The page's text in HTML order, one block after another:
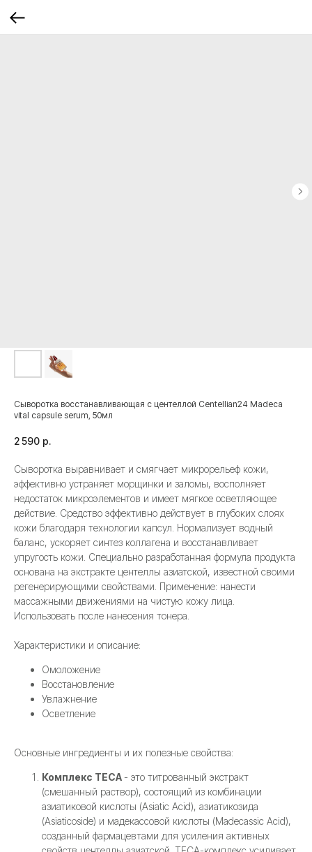
Сыворотка восстанавливающая с центеллой Centellian24 Madeca
vital capsule serum, 50мл
2 590 р.
Сыворотка выравнивает и смягчает микрорельеф кожи,
эффективно устраняет морщинки и заломы, восполняет
недостаток микроэлементов и имеет мягкое осветляющее
действие. Средство эффективно действует в глубоких слоях
кожи благодаря технологии капсул. Нормализует водный
баланс, ускоряет синтез коллагена и восстанавливает
упругость кожи. Специально разработанная формула продукта
основана на экстракте центеллы азиатской, известной своими
регенерирующими свойствами. Применение: нанести
массажными движениями на чистую кожу лица.
Использовать после нанесения тонера.
Характеристики и описание:
Омоложение
Восстановление
Увлажнение
Осветление
Основные ингредиенты и их полезные свойства:
Комплекс TECA - это титрованный экстракт
(смешанный раствор), состоящий из комбинации
азиатиковой кислоты (Asiatic Acid), азиатикозида
(Asiaticoside) и мадекассовой кислоты (Madecassic Acid),
созданный фармацевтами для усиления активных